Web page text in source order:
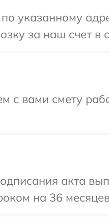
указанному
за наш счет в
с вами смету
акта
на 36